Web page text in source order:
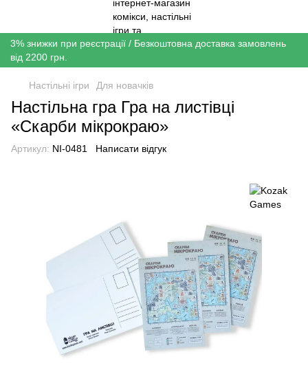
3% знижки при реєстрації / Безкоштовна доставка замовлень
від 2200 грн.
Настільні ігри Для новачків
Настільна гра Гра на листівці
«Скарби мікрокраю»
Артикул: NI-0481 Написати відгук